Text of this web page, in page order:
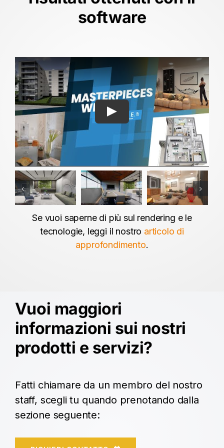
software
Play
Se vuoi saperne di più sul rendering e le
tecnologie, leggi il nostro articolo di
approfondimento.
Vuoi maggiori
informazioni sui nostri
prodotti e servizi?
Fatti chiamare da un membro del nostro
staff, scegli tu quando prenotando dalla
sezione seguente: